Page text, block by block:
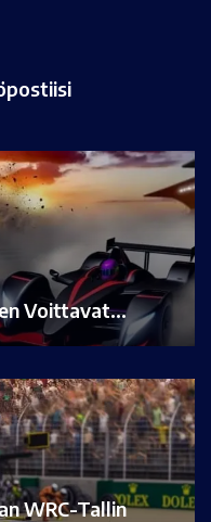
Voittavat…
WRC-Tallin